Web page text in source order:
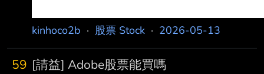
kinhoco2b · 股票 Stock · 2026-05-13
59 [請益] Adobe股票能買嗎